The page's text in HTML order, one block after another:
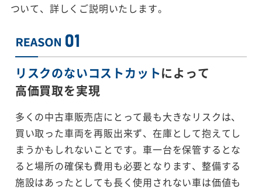
ついて、詳しくご説明いたします。
リスクのないコストカットによって
高価買取を実現
多くの中古車販売店にとって最も大きなリスクは、
買い取った車両を再販出来ず、在庫として抱えてし
まうかもしれないことです。車一台を保管するとな
ると場所の確保も費用も必要となります、整備する
施設はあったとしても長く使用されない車は価値も